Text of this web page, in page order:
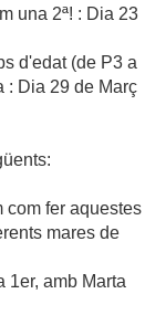
una 2ª! : Dia 23
d'edat (de P3 a
: Dia 29 de Març
com fer aquestes
mares de
1er, amb Marta